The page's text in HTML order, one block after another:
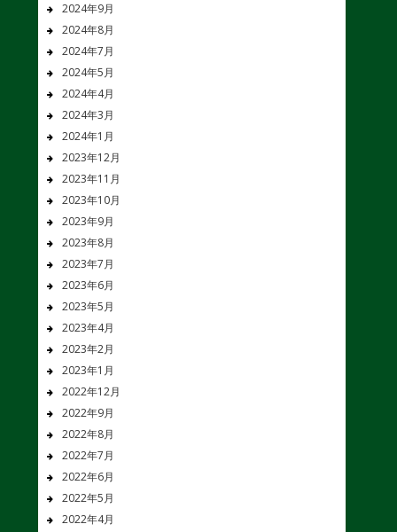
2024年9月
2024年8月
2024年7月
2024年5月
2024年4月
2024年3月
2024年1月
2023年12月
2023年11月
2023年10月
2023年9月
2023年8月
2023年7月
2023年6月
2023年5月
2023年4月
2023年2月
2023年1月
2022年12月
2022年9月
2022年8月
2022年7月
2022年6月
2022年5月
2022年4月